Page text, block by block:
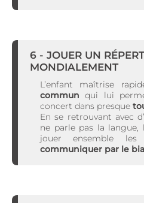
6 - JOUER UN
MONDIALEMENT
L’enfant maîtrise
commun qui lui
concert dans presque
En se retrouvant avec
ne parle pas la langue,
jouer ensemble
communiquer par le